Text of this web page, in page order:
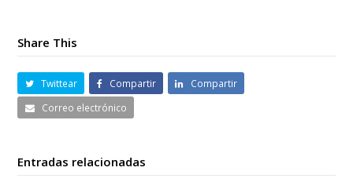
Share This
Twittear Compartir
Compartir
Correo electrónico
Entradas relacionadas